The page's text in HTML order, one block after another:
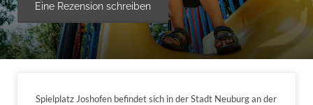
Eine Rezension schreiben
Spielplatz Joshofen befindet sich in der Stadt Neuburg an der